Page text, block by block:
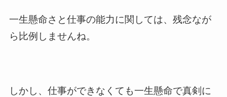
一生懸命さと仕事の能力に関しては、残念なが
ら比例しませんね。
しかし、仕事ができなくても一生懸命で真剣に